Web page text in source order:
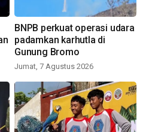
BNPB perkuat operasi udara
padamkan karhutla di
Gunung Bromo
Jumat, 7 Agustus 2026